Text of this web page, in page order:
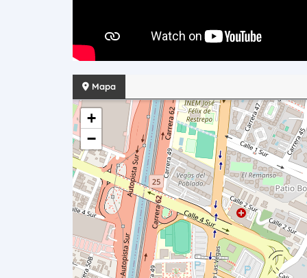
Mapa
+
−